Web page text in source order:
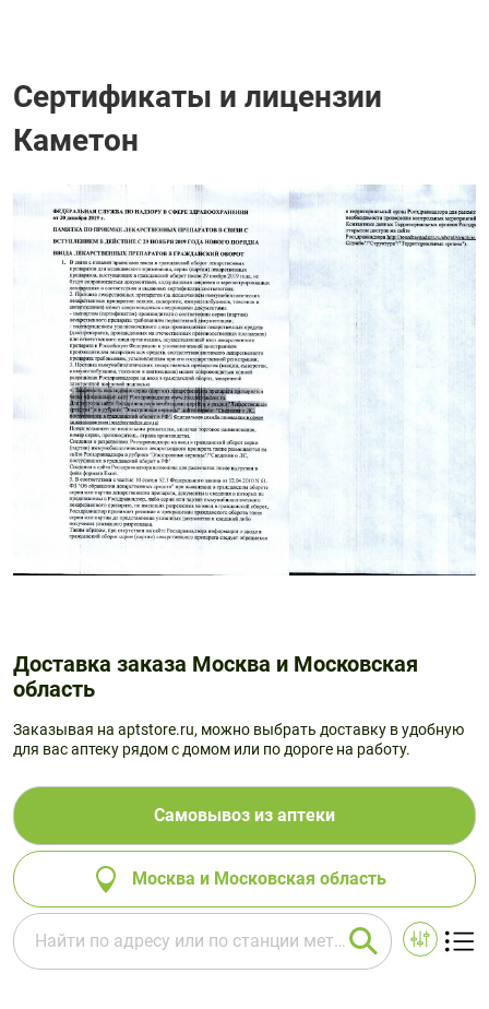
Сертификаты и лицензии
Каметон
Доставка заказа Москва и Московская
область
Заказывая на aptstore.ru, можно выбрать доставку в удобную
для вас аптеку рядом с домом или по дороге на работу.
Самовывоз из аптеки
Москва и Московская область